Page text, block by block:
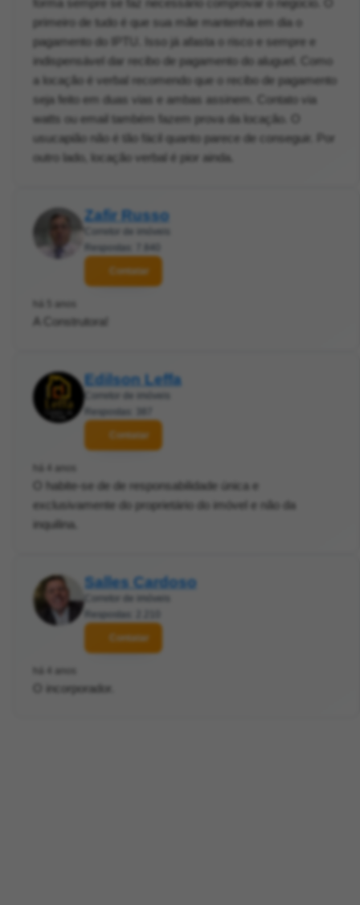
primeiro de tudo é que sua mãe mantenha em dia o
pagamento do IPTU. Isso já afasta o risco e sempre e
indispensável dar recibo de pagamento do aluguel. Como
a locação é verbal recomendo que o recibo de pagamento
seja feito em duas vias e ambas assinem. Contato via
watts ou email também fazem prova da locação. O
usucapião não é tão fácil quanto parece de conseguir. Por
outro lado, locação verbal é pior ainda.
Zafir Russo
Corretor de imóveis
Respostas: 7.840
Contatar
há 5 anos
A Construtora!
Edilson Leffa
Corretor de imóveis
Respostas: 387
Contatar
há 4 anos
O habite-se de de responsabilidade única e
exclusivamente do proprietário do imóvel e não da
inquilina.
Salles Cardoso
Corretor de imóveis
Respostas: 2.210
Contatar
há 4 anos
O incorporador.